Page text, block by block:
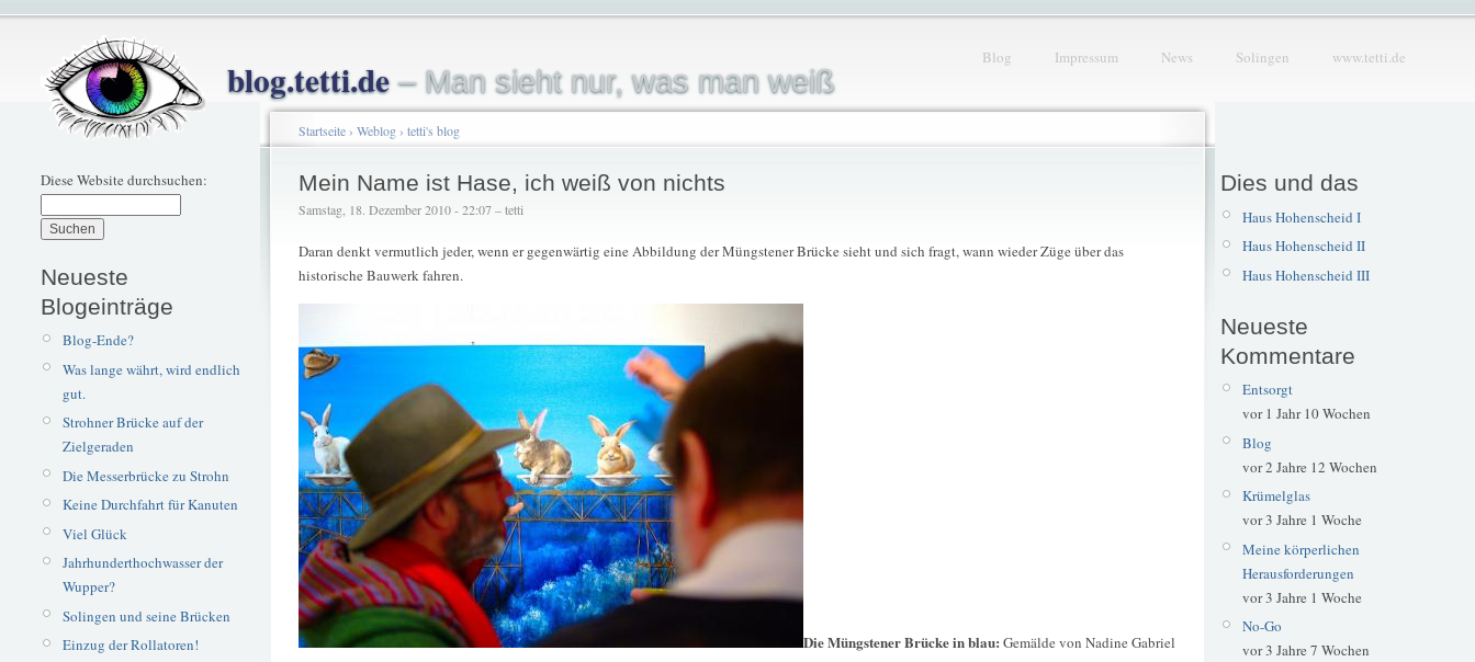
blog.tetti.de– Man sieht nur, was man weiß
Blog Impressum News Solingen www.tetti.de
Diese Website durchsuchen:
Neueste
Blogeinträge
Blog-Ende?
Was lange währt, wird endlich
gut.
Strohner Brücke auf der
Zielgeraden
Die Messerbrücke zu Strohn
Keine Durchfahrt für Kanuten
Viel Glück
Jahrhunderthochwasser der
Wupper?
Solingen und seine Brücken
Einzug der Rollatoren!
Startseite› Weblog› tetti's blog
Mein Name ist Hase, ich weiß von nichts
Samstag, 18. Dezember 2010 - 22:07 – tetti
Daran denkt vermutlich jeder, wenn er gegenwärtig eine Abbildung der Müngstener Brücke sieht und sich fragt, wann wieder Züge über das
historische Bauwerk fahren.
Die Müngstener Brücke in blau: Gemälde von Nadine Gabriel
Dies und das
Haus Hohenscheid I
Haus Hohenscheid II
Haus Hohenscheid III
Neueste
Kommentare
Entsorgt
vor 1 Jahr 10 Wochen
Blog
vor 2 Jahre 12 Wochen
Krümelglas
vor 3 Jahre 1 Woche
Meine körperlichen
Herausforderungen
vor 3 Jahre 1 Woche
No-Go
vor 3 Jahre 7 Wochen